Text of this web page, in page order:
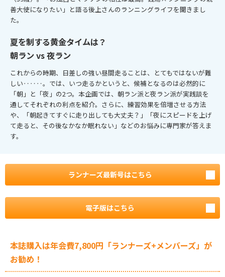
善大使になりたい」と語る後上さんのランニングライフを聞きまし
た。
夏を制する黄金タイムは？
朝ラン vs 夜ラン
これからの時期、日差しの強い昼間走ることは、とてもではないが難
しい‥‥‥。では、いつ走るかというと、候補となるのは必然的に
「朝」と「夜」の2つ。本企画では、朝ラン派と夜ラン派が実践談を
通してそれぞれの利点を紹介。さらに、練習効果を倍増させる方法
や、「朝起きてすぐに走り出しても大丈夫？」「夜にスピードを上げ
て走ると、その後なかなか眠れない」などのお悩みに専門家が答えま
す。
ランナーズ最新号はこちら
電子版はこちら
本誌購入は年会費7,800円「ランナーズ+メンバーズ」が
お勧め！